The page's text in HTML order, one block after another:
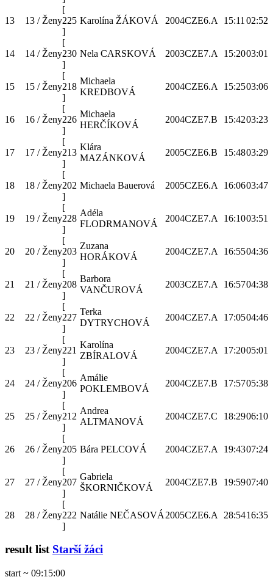
13 13 / Ženy
[
225
]
Karolína ŽÁKOVÁ 2004CZE6.A 15:11 02:52
14 14 / Ženy
[
230
]
Nela CARSKOVÁ 2003CZE7.A 15:2003:01
15 15 / Ženy
[
218
]
Michaela
KREDBOVÁ
2004CZE6.A 15:2503:06
16 16 / Ženy
[
226
]
Michaela
HERČÍKOVÁ
2004CZE7.B 15:4203:23
17 17 / Ženy
[
213
]
Klára
MAZÁNKOVÁ
2005CZE6.B 15:4803:29
18 18 / Ženy
[
202
]
Michaela Bauerová 2005CZE6.A 16:0603:47
19 19 / Ženy
[
228
]
Adéla
FLODRMANOVÁ
2004CZE7.A 16:1003:51
20 20 / Ženy
[
203
]
Zuzana
HORÁKOVÁ
2004CZE7.A 16:5504:36
21 21 / Ženy
[
208
]
Barbora
VANČUROVÁ
2003CZE7.A 16:5704:38
22 22 / Ženy
[
227
]
Terka
DYTRYCHOVÁ
2004CZE7.A 17:0504:46
23 23 / Ženy
[
221
]
Karolína
ZBÍRALOVÁ
2004CZE7.A 17:2005:01
24 24 / Ženy
[
206
]
Amálie
POKLEMBOVÁ
2004CZE7.B 17:5705:38
25 25 / Ženy
[
212
]
Andrea
ALTMANOVÁ
2004CZE7.C 18:2906:10
26 26 / Ženy
[
205
]
Bára PELCOVÁ 2004CZE7.A 19:4307:24
27 27 / Ženy
[
207
]
Gabriela
ŠKORNIČKOVÁ
2004CZE7.B 19:5907:40
28 28 / Ženy
[
222
]
Natálie NEČASOVÁ 2005CZE6.A 28:5416:35
result list Starší žáci
start ~ 09:15:00